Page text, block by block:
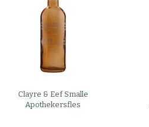
Clayre & EefSmalle
Apothekersfles